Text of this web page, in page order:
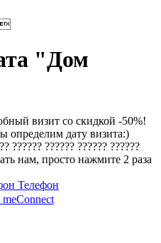
"Дом
визит со скидкой -50%!
дату визита:)
?????? ?????? ?????? ??????
нам, просто нажмите 2 раза
Телефон